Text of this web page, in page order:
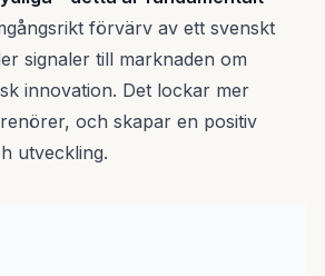
förvärv av ett svenskt
signaler till marknaden om
innovation. Det lockar mer
och skapar en positiv
utveckling.